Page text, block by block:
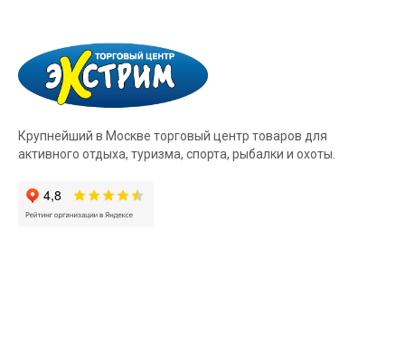
Крупнейший в Москве торговый центр товаров для
активного отдыха, туризма, спорта, рыбалки и охоты.